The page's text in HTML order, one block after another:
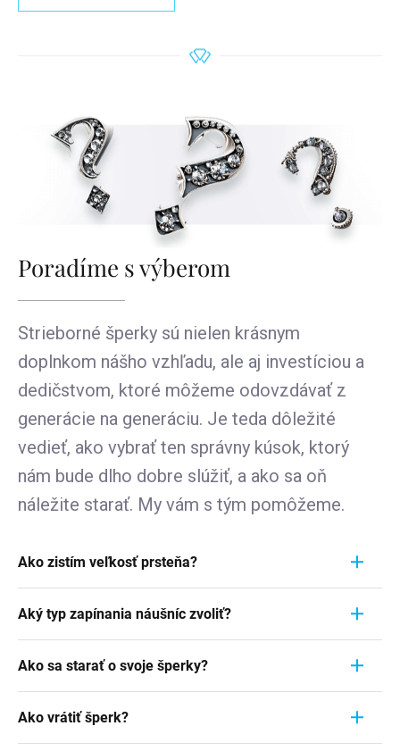
Poradíme s výberom
Strieborné šperky sú nielen krásnym
doplnkom nášho vzhľadu, ale aj investíciou a
dedičstvom, ktoré môžeme odovzdávať z
generácie na generáciu. Je teda dôležité
vedieť, ako vybrať ten správny kúsok, ktorý
nám bude dlho dobre slúžiť, a ako sa oň
náležite starať. My vám s tým pomôžeme.
Ako zistím veľkosť prsteňa?
Aby ste zistili jeho veľkosť, vezmite pravítko a
položte ho priamo na prstienok, ktorý momentálne
nosíte. Dôležité je zamerať sa na jeho VNÚTORNÝ
znamená to, že vaša veľkosť prstienka je 7.
Aký typ zapínania náušníc zvoliť?
pohodlie, bezpečnosť a štýl náušníc. Strieborné
náušnice zvyčajne majú klasické háčiky, ktoré sú
jednoduché a pohodlné. Náušnice s pevným
Ako sa starať o svoje šperky?
vkusu, ale často aj symbolom významnej životnej
udalosti. Či už sa jedná o náušnice zdedené po
Ako vrátiť šperk?